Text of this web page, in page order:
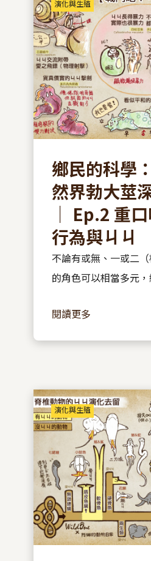
演化與生殖
鄉民的科學
然界勃大莖
｜ Ep.2 重口味的交配
行為與ㄐㄐ
不論有或無、一或二
的角色可以相當多元
椎動物，一窺「武器般
閱讀更多
演化與生殖